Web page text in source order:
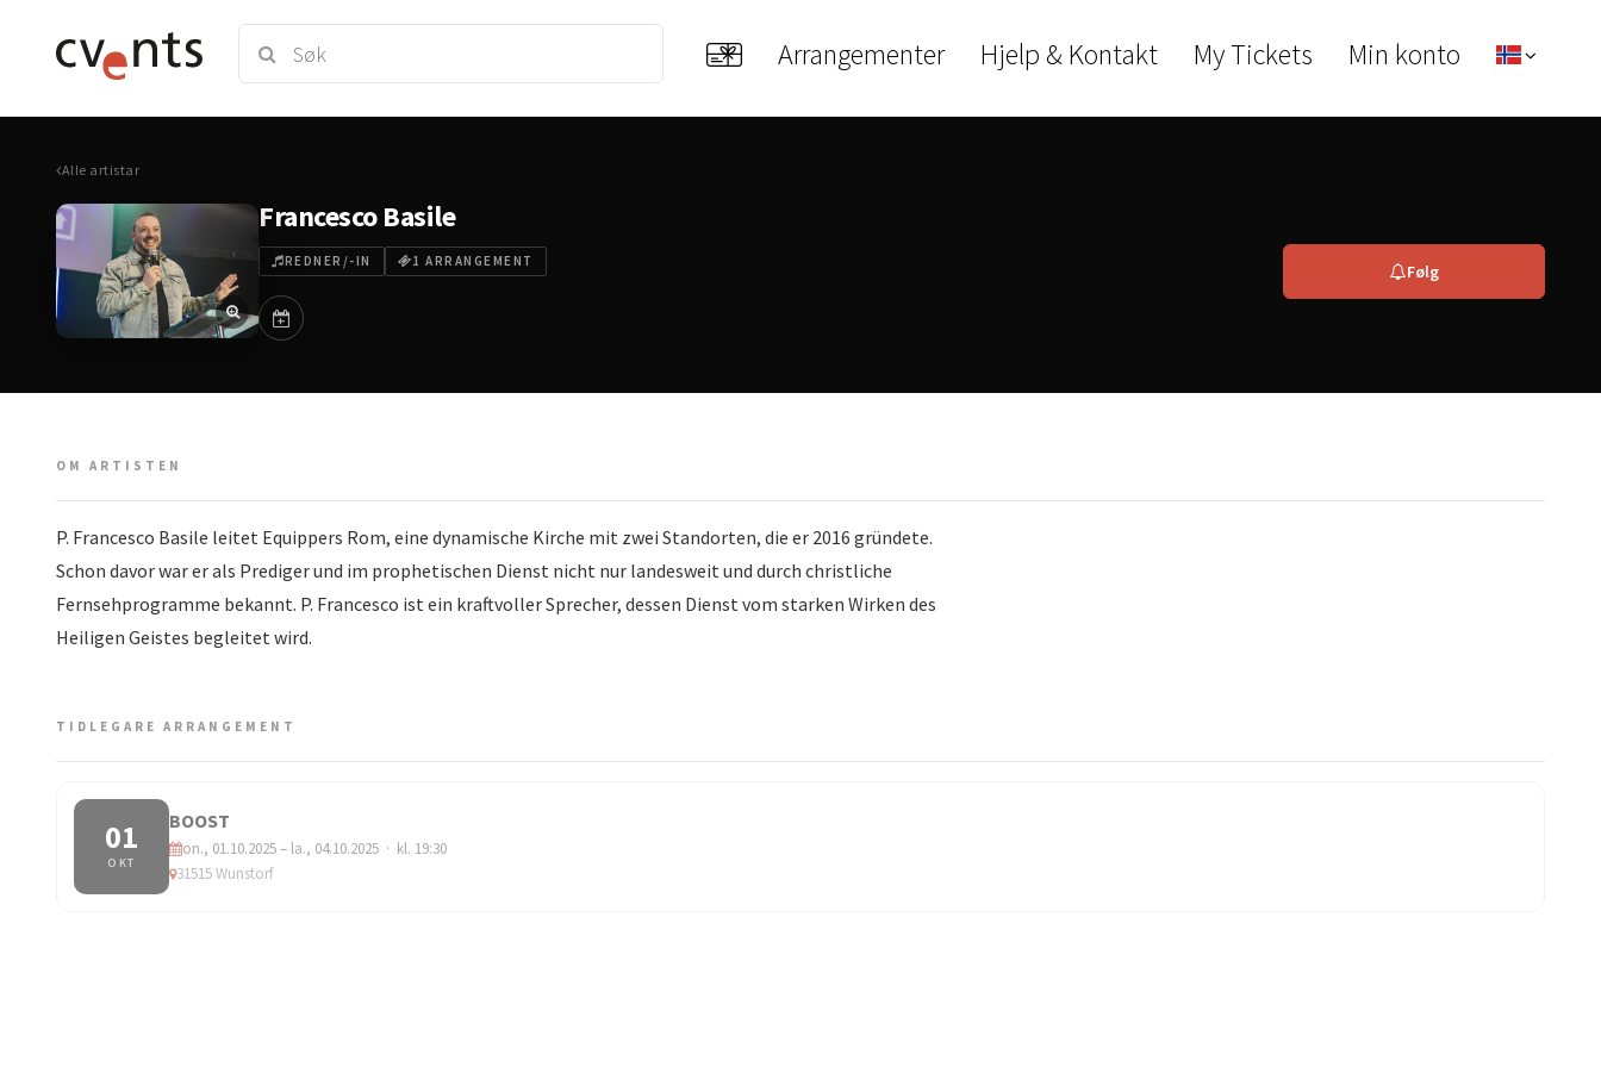
Arrangementer Hjelp & Kontakt My Tickets Min konto
Alle artistar
Francesco Basile
REDNER/-IN 1 ARRANGEMENT Følg
OM ARTISTEN
P. Francesco Basile leitet Equippers Rom, eine dynamische Kirche mit zwei Standorten, die er 2016 gründete.
Schon davor war er als Prediger und im prophetischen Dienst nicht nur landesweit und durch christliche
Fernsehprogramme bekannt. P. Francesco ist ein kraftvoller Sprecher, dessen Dienst vom starken Wirken des
Heiligen Geistes begleitet wird.
TIDLEGARE ARRANGEMENT
01
OKT
BOOST
on., 01.10.2025 – la., 04.10.2025 · kl. 19:30
31515 Wunstorf